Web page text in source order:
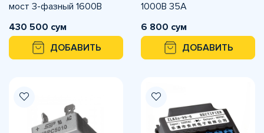
мост 3-фазный 1600В
430 500 сум
ДОБАВИТЬ
1000В 35А
6 800 сум
ДОБАВИТЬ